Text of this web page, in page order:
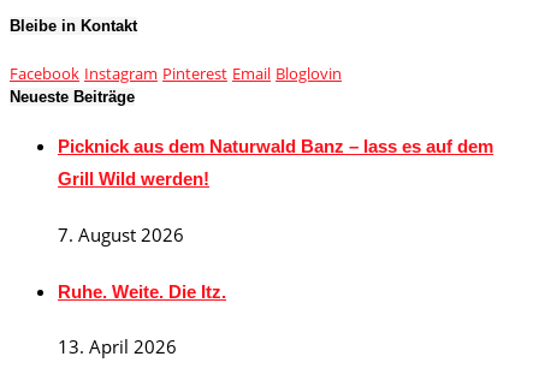
Bleibe in Kontakt
Facebook Instagram Pinterest Email Bloglovin
Neueste Beiträge
Picknick aus dem Naturwald Banz – lass es auf dem
Grill Wild werden!
7. August 2026
Ruhe. Weite. Die Itz.
13. April 2026